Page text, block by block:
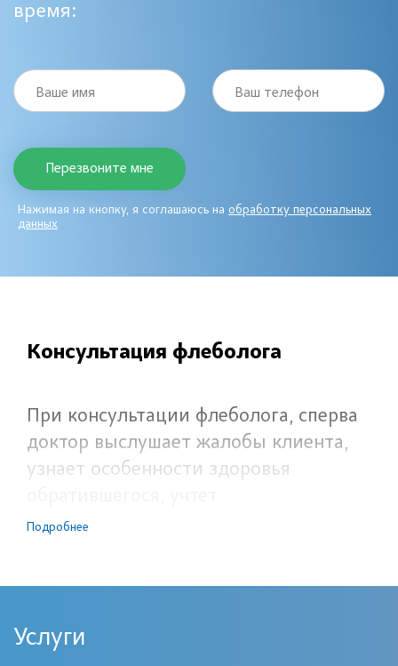
время:
Ваше имя Ваш телефон
Нажимая на кнопку, я соглашаюсь на обработку персональных
данных
Консультация флеболога
При консультации флеболога, сперва
доктор выслушает жалобы клиента,
узнает особенности здоровья
наследственность и хронические
установить достоверный диагноз.
Также врач расскажет о правильном
Подробнее
Услуги